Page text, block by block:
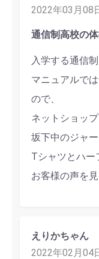
2022年03月08
通信制高校の
入学する通信
マニュアルで
ので、
ネットショッ
坂下中のジャー
Tシャツとハー
お客様の声を
えりかちゃん
2022年02月04